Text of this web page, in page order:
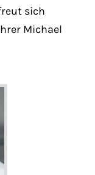
sich
Michael